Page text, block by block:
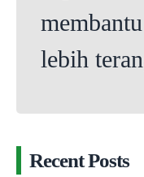
lebih
Recent Posts